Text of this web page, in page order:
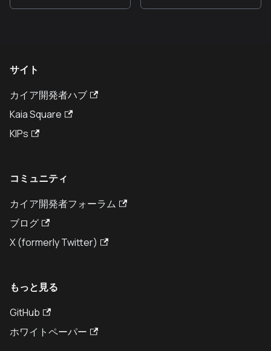
サイト
カイア開発者ハブ
Kaia Square
KIPs
コミュニティ
カイア開発者フォーラム
ブログ
X (formerly Twitter)
もっと見る
GitHub
ホワイトペーパー